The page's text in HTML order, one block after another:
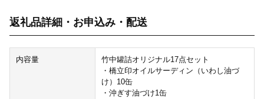
返礼品詳細・お申込み・配送
内容量
竹中罐詰オリジナル17点セット
・橋立印オイルサーディン（いわし油づ
け）10缶
・沖ぎす油づけ1缶